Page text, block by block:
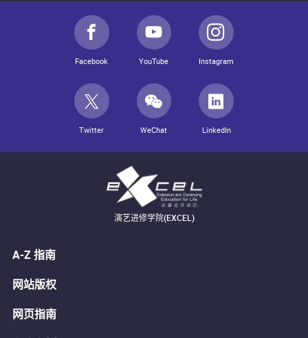
Facebook YouTube Instagram
Twitter WeChat LinkedIn
演艺进修学院(EXCEL)
A-Z 指南
网站版权
网页指南